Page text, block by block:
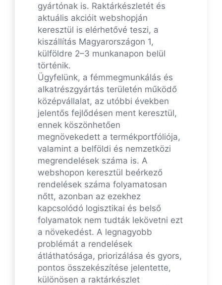
gyártónak is. Raktárkészletét és
aktuális akcióit webshopján
keresztül is elérhetővé teszi, a
kiszállítás Magyarországon 1,
külföldre 2–3 munkanapon belül
történik.
Ügyfelünk, a fémmegmunkálás és
alkatrészgyártás területén működő
középvállalat, az utóbbi években
jelentős fejlődésen ment keresztül,
ennek köszönhetően
megnövekedett a termékportfóliója,
valamint a belföldi és nemzetközi
megrendelések száma is. A
webshopon keresztül beérkező
rendelések száma folyamatosan
nőtt, azonban az ezekhez
kapcsolódó logisztikai és belső
folyamatok nem tudták lekövetni ezt
a növekedést. A legnagyobb
problémát a rendelések
átláthatósága, priorizálása és gyors,
pontos összekészítése jelentette,
különösen a raktárkészlet